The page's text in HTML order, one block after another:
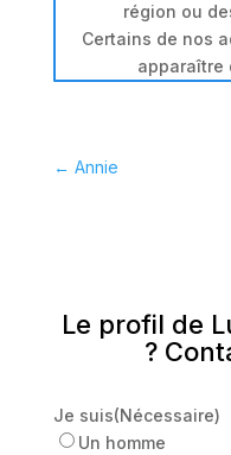
région ou
Certains de nos
apparaître
← Annie
Le profil de
?
Je suis(Nécessaire)
Un homme